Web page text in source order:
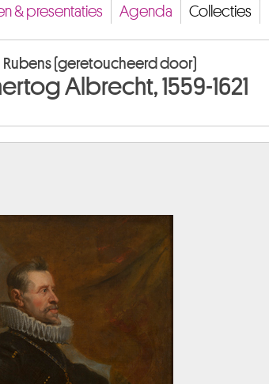
& presentaties Agenda Collecties
Rubens (geretoucheerd door)
Albrecht, 1559-1621